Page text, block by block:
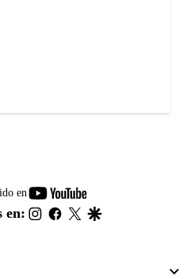
en
youtube-
footer
en: instagram
facebook
twitter